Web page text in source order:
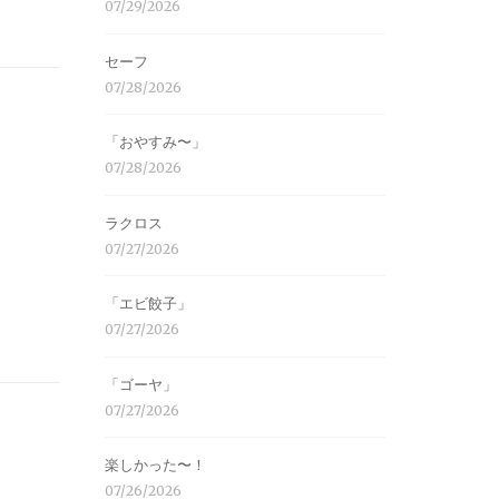
07/29/2026
セーフ
07/28/2026
「おやすみ〜」
07/28/2026
ラクロス
07/27/2026
「エビ餃子」
07/27/2026
「ゴーヤ」
07/27/2026
楽しかった〜！
07/26/2026